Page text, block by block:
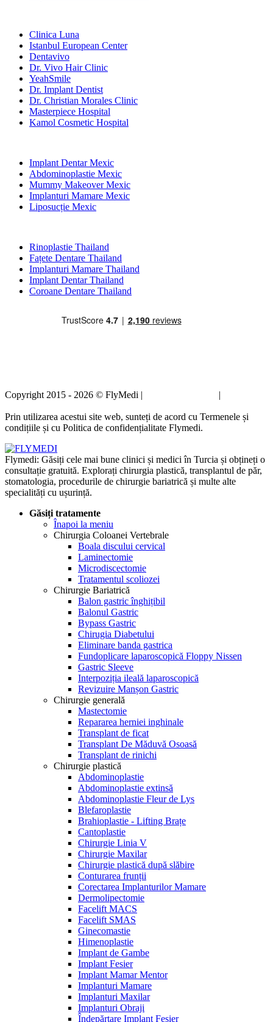
Clinica Luna
Istanbul European Center
Dentavivo
Dr. Vivo Hair Clinic
YeahSmile
Dr. Implant Dentist
Dr. Christian Morales Clinic
Masterpiece Hospital
Kamol Cosmetic Hospital
Implant Dentar Mexic
Abdominoplastie Mexic
Mummy Makeover Mexic
Implanturi Mamare Mexic
Liposucție Mexic
Rinoplastie Thailand
Fațete Dentare Thailand
Implanturi Mamare Thailand
Implant Dentar Thailand
Coroane Dentare Thailand
Copyright 2015 - 2026 © FlyMedi | |
Prin utilizarea acestui site web, sunteți de acord cu Termenele și
condițiile și cu Politica de confidențialitate Flymedi.
Flymedi: Găsiți cele mai bune clinici și medici în Turcia și obțineți o
consultație gratuită. Explorați chirurgia plastică, transplantul de păr,
stomatologia, procedurile de chirurgie bariatrică și multe alte
specialități cu ușurință.
Găsiți tratamente
Înapoi la meniu
Chirurgia Coloanei Vertebrale
Boala discului cervical
Laminectomie
Microdiscectomie
Tratamentul scoliozei
Chirurgie Bariatrică
Balon gastric înghițibil
Balonul Gastric
Bypass Gastric
Chirugia Diabetului
Eliminare banda gastrica
Fundoplicare laparoscopică Floppy Nissen
Gastric Sleeve
Interpoziția ileală laparoscopică
Revizuire Manșon Gastric
Chirurgie generală
Mastectomie
Repararea herniei inghinale
Transplant de ficat
Transplant De Măduvă Osoasă
Transplant de rinichi
Chirurgie plastică
Abdominoplastie
Abdominoplastie extinsă
Abdominoplastie Fleur de Lys
Blefaroplastie
Brahioplastie - Lifting Brațe
Cantoplastie
Chirurgie Linia V
Chirurgie Maxilar
Chirurgie plastică după slăbire
Conturarea frunții
Corectarea Implanturilor Mamare
Dermolipectomie
Facelift MACS
Facelift SMAS
Ginecomastie
Himenoplastie
Implant de Gambe
Implant Fesier
Implant Mamar Mentor
Implanturi Mamare
Implanturi Maxilar
Implanturi Obraji
Îndepărtare Implant Fesier